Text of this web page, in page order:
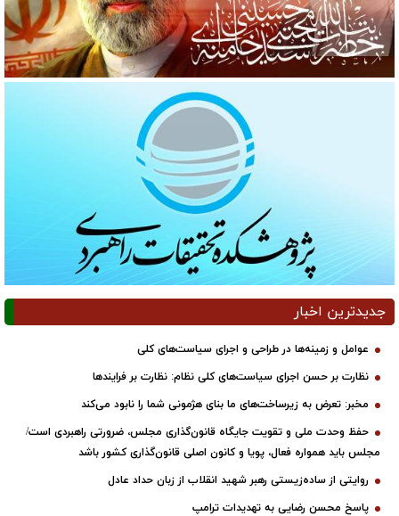
جدیدترین اخبار
عوامل و زمینه‌ها در طراحی و اجرای سیاست‌های کلی
نظارت بر حسن اجرای سیاست‌های کلی نظام: نظارت بر فرایندها
مخبر: تعرض به زیرساخت‌های ما بنای هژمونی شما را نابود می‌کند
حفظ وحدت ملی و تقویت جایگاه قانون‌گذاری مجلس، ضرورتی راهبردی است/
مجلس باید همواره فعال، پویا و کانون اصلی قانون‌گذاری کشور باشد
روایتی از ساده‌زیستی رهبر شهید انقلاب از زبان حداد عادل
پاسخ محسن رضایی به تهدیدات ترامپ